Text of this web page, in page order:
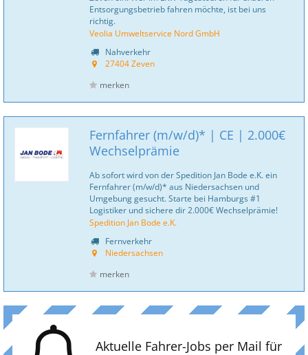
Entsorgungsbetrieb fahren möchte, ist bei uns
richtig.
Veolia Umweltservice Nord GmbH
Nahverkehr
27404 Zeven
merken
Fernfahrer (m/w/d)* | CE | 2.000€
Wechselprämie
Ab sofort wird von der Spedition Jan Bode e.K. ein
Fernfahrer (m/w/d)* aus Niedersachsen und
Umgebung gesucht. Starte bei Hamburgs #1
Logistiker und sichere dir 2.000€ Wechselprämie!
Spedition Jan Bode e.K.
Fernverkehr
Niedersachsen
merken
Aktuelle Fahrer-Jobs per Mail für